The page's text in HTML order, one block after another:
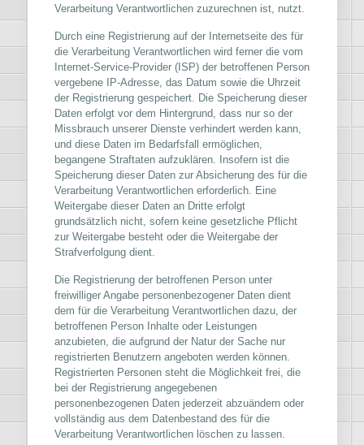
Verarbeitung Verantwortlichen zuzurechnen ist, nutzt.
Durch eine Registrierung auf der Internetseite des für
die Verarbeitung Verantwortlichen wird ferner die vom
Internet-Service-Provider (ISP) der betroffenen Person
vergebene IP-Adresse, das Datum sowie die Uhrzeit
der Registrierung gespeichert. Die Speicherung dieser
Daten erfolgt vor dem Hintergrund, dass nur so der
Missbrauch unserer Dienste verhindert werden kann,
und diese Daten im Bedarfsfall ermöglichen,
begangene Straftaten aufzuklären. Insofern ist die
Speicherung dieser Daten zur Absicherung des für die
Verarbeitung Verantwortlichen erforderlich. Eine
Weitergabe dieser Daten an Dritte erfolgt
grundsätzlich nicht, sofern keine gesetzliche Pflicht
zur Weitergabe besteht oder die Weitergabe der
Strafverfolgung dient.
Die Registrierung der betroffenen Person unter
freiwilliger Angabe personenbezogener Daten dient
dem für die Verarbeitung Verantwortlichen dazu, der
betroffenen Person Inhalte oder Leistungen
anzubieten, die aufgrund der Natur der Sache nur
registrierten Benutzern angeboten werden können.
Registrierten Personen steht die Möglichkeit frei, die
bei der Registrierung angegebenen
personenbezogenen Daten jederzeit abzuändern oder
vollständig aus dem Datenbestand des für die
Verarbeitung Verantwortlichen löschen zu lassen.